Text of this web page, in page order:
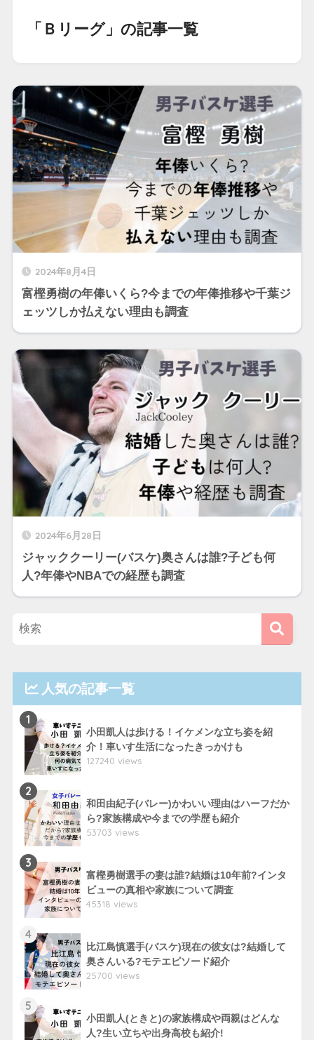
「Ｂリーグ」の記事一覧
2024年8月4日
富樫勇樹の年俸いくら?今までの年俸推移や千葉ジ
ェッツしか払えない理由も調査
2024年6月28日
ジャッククーリー(バスケ)奥さんは誰?子ども何
人?年俸やNBAでの経歴も調査
人気の記事一覧
1
小田凱人は歩ける！イケメンな立ち姿を紹
介！車いす生活になったきっかけも
127240 views
2
和田由紀子(バレー)かわいい理由はハーフだか
ら?家族構成や今までの学歴も紹介
53703 views
3
富樫勇樹選手の妻は誰?結婚は10年前?インタ
ビューの真相や家族について調査
45318 views
4
比江島慎選手(バスケ)現在の彼女は?結婚して
奥さんいる?モテエピソード紹介
25700 views
5
小田凱人(ときと)の家族構成や両親はどんな
人?生い立ちや出身高校も紹介!